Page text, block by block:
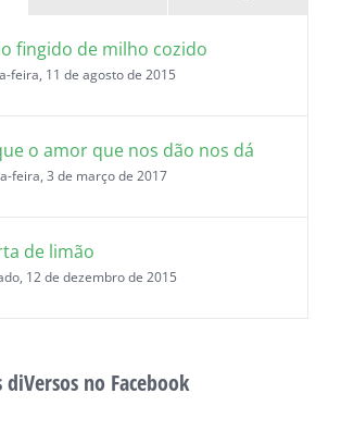
feira, 11 de agosto de 2015
feira, 3 de março de 2017
12 de dezembro de 2015